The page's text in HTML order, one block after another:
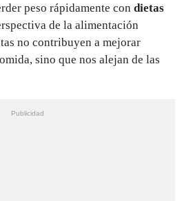
peso rápidamente con dietas
de la alimentación
no contribuyen a mejorar
sino que nos alejan de las